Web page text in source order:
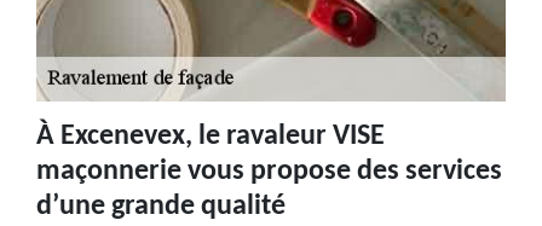
À Excenevex, le ravaleur VISE
maçonnerie vous propose des services
d’une grande qualité